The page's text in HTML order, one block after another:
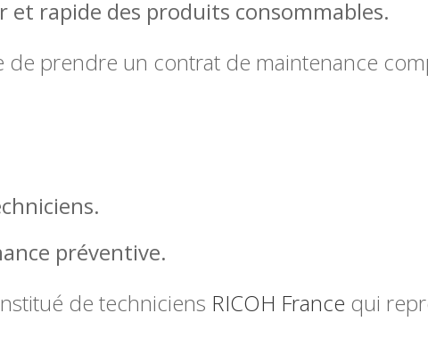
rapide des produits consommables.
de prendre un contrat de maintenance
préventive.
de techniciens RICOH France qui